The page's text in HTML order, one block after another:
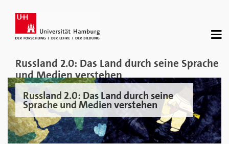
Russland 2.0: Das Land durch seine Sprache
und Medien verstehen
Russland 2.0: Das Land durch seine
Sprache und Medien verstehen